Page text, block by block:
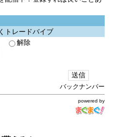
トレードバイブ
解除
バックナンバー
powered by